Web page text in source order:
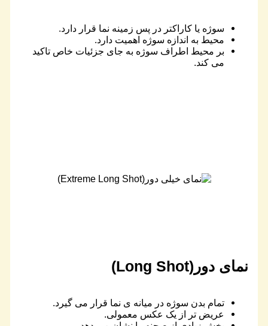
سوژه یا کاراکتر در پس زمینه نما قرار دارد.
محیط به اندازه سوژه اهمیت دارد.
بر محیط اطراف سوژه به جای جزئیات خاص تاکید
می کند.
نمای دور(Long Shot)
تمام بدن سوژه در میانه ی نما قرار می گیرد.
عریض تر از یک عکس معمولی.